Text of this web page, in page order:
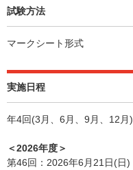
試験方法
マークシート形式
実施日程
年4回(3月、6月、9月、12月)
＜2026年度＞
第46回：2026年6月21日(日)